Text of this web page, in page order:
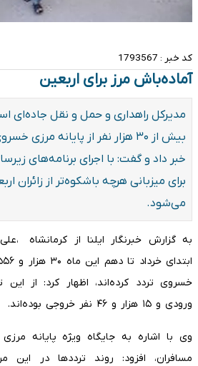
کد خبر : 1793567
آماده‌باش مرز برای اربعین
مدیرکل راهداری و حمل‌ و نقل جاده‌ای
خبر داد و گفت: با اجرای برنامه‌های
برای میزبانی هرچه باشکوه‌تر از زائران
می‌شود.
به گزارش خبرنگار ایلنا از کرمانشاه
ورودی و ۱۵ هزار و ۴۶ نفر خروجی بوده‌اند.
وی با اشاره به جایگاه ویژه پایانه
مسافران، افزود: روند ترددها در این